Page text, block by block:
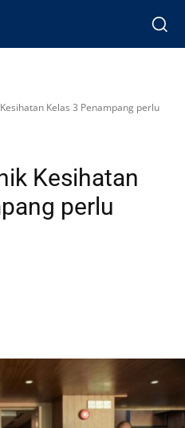
Kelas 3 Penampang perlu
Kesihatan
perlu